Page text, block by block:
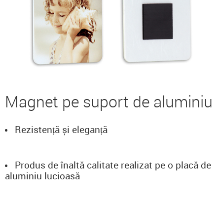
Magnet pe suport de aluminiu
Rezistență și eleganță
Produs de înaltă calitate realizat pe o placă de
aluminiu lucioasă